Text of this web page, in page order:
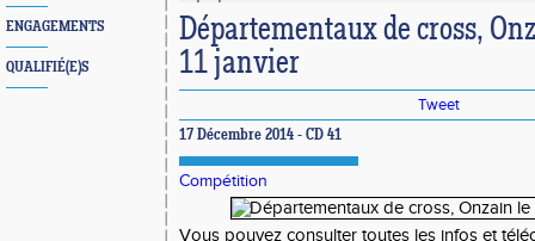
ENGAGEMENTS
QUALIFIÉ(E)S
Départementaux de cross,
11 janvier
Tweet
17 Décembre 2014 - CD 41
Compétition
Vous pouvez consulter toutes les infos et